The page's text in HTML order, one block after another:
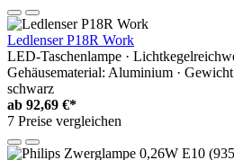
Ledlenser P18R Work
LED-Taschenlampe ·
Gehäusematerial: Aluminium ·
schwarz
ab 92,69 €*
7 Preise vergleichen